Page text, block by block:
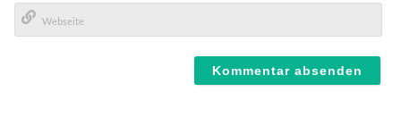
E-
Mail*